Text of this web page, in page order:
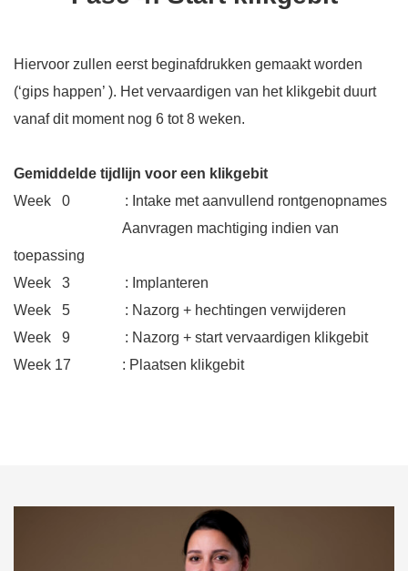
Hiervoor zullen eerst beginafdrukken gemaakt worden
(‘gips happen’ ). Het vervaardigen van het klikgebit duurt
vanaf dit moment nog 6 tot 8 weken.
Gemiddelde tijdlijn voor een klikgebit
Week 0 : Intake met aanvullend rontgenopnames
Aanvragen machtiging indien van
toepassing
Week 3 : Implanteren
Week 5 : Nazorg + hechtingen verwijderen
Week 9 : Nazorg + start vervaardigen klikgebit
Week 17 : Plaatsen klikgebit